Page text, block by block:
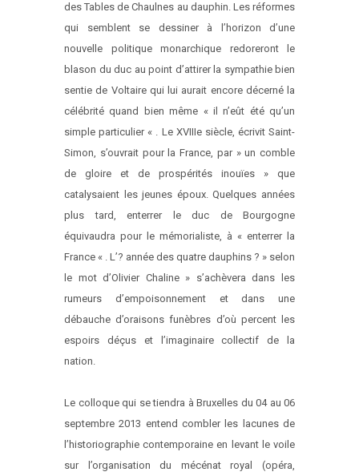
des Tables de Chaulnes au dauphin. Les réformes
qui semblent se dessiner à l’horizon d’une
nouvelle politique monarchique redoreront le
blason du duc au point d’attirer la sympathie bien
sentie de Voltaire qui lui aurait encore décerné la
célébrité quand bien même « il n’eût été qu’un
simple particulier « . Le XVIIIe siècle, écrivit Saint-
Simon, s’ouvrait pour la France, par » un comble
de gloire et de prospérités inouïes » que
catalysaient les jeunes époux. Quelques années
plus tard, enterrer le duc de Bourgogne
équivaudra pour le mémorialiste, à « enterrer la
France « . L’? année des quatre dauphins ? » selon
le mot d’Olivier Chaline » s’achèvera dans les
rumeurs d’empoisonnement et dans une
débauche d’oraisons funèbres d’où percent les
espoirs déçus et l’imaginaire collectif de la
nation.
Le colloque qui se tiendra à Bruxelles du 04 au 06
septembre 2013 entend combler les lacunes de
l’historiographie contemporaine en levant le voile
sur l’organisation du mécénat royal (opéra,